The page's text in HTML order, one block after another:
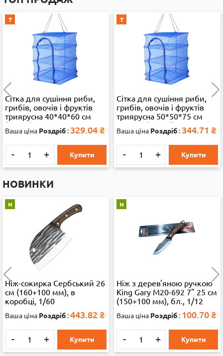
Т
Сітка для сушіння риби,
грибів, овочів і фруктів
триярусна 40*40*60 см
(13286)
Ваша ціна Роздріб : 329.04 ₴
- + Купити
Т
Сітка для сушіння риби,
грибів, овочів і фруктів
триярусна 50*50*75 см
велика (35892)
Ваша ціна Роздріб : 344.71 ₴
- + Купити
НОВИНКИ
Н
Ніж-сокирка Сербський 26
см (160+100 мм), в
коробці, 1/60
Ваша ціна Роздріб :443.82 ₴
- + Купити
Н
Ніж з дерев'яною ручкою
King Gary M20-692 7" 25 см
(150+100 мм), бл., 1/12
Ваша ціна Роздріб : 100.70 ₴
- + Купити